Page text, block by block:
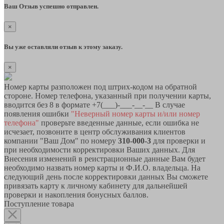
Ваш Отзыв успешно отправлен.
×
Вы уже оставляли отзыв к этому заказу.
×
Номер карты разположен под штрих-кодом на обратной
стороне. Номер телефона, указанный при получении карты,
вводится без 8 в формате +7(___)-___-__-__ В случае
появления ошибки "Неверный номер карты и/или номер
телефона" проверьте введенные данные, если ошибка не
исчезает, позвоните в центр обслуживания клиентов
компании "Ваш Дом" по номеру 310-000-3 для проверки и
при необходимости корректировки Ваших данных. Для
Внесения изменений в реистрационные данные Вам будет
необходимо назвать номер карты и Ф.И.О. владельца. На
следующий день после корректировки данных Вы сможете
привязать карту к личному кабинету для дальнейшей
проверки и накопления бонусных баллов.
Поступление товара